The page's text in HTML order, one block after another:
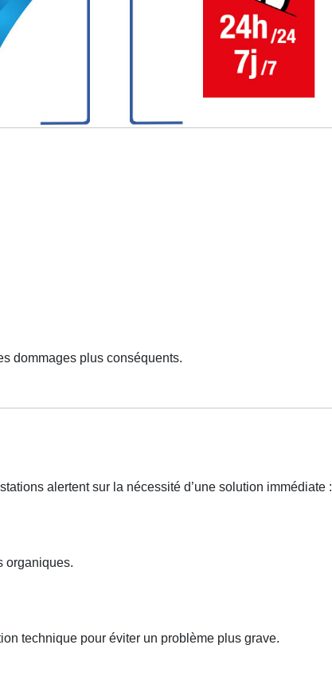
dommages plus conséquents.
alertent sur la nécessité d’une solution immédiate :
organiques.
technique pour éviter un problème plus grave.